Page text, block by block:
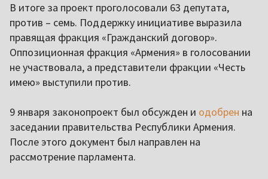
В итоге за проект проголосовали 63 депутата,
против – семь. Поддержку инициативе выразила
правящая фракция «Гражданский договор».
Оппозиционная фракция «Армения» в голосовании
не участвовала, а представители фракции «Честь
имею» выступили против.
9 января законопроект был обсужден и одобрен на
заседании правительства Республики Армения.
После этого документ был направлен на
рассмотрение парламента.